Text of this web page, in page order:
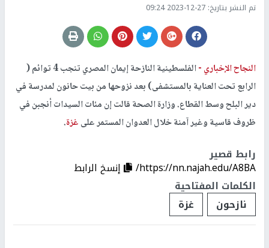
تم النشر بتاريخ: 2023-12-27 09:24
النجاح الإخباري -
الفلسطينية النازحة إيمان المصري تنجب 4 توائم (
الرابع تحت العناية بالمستشفى) بعد نزوحها من بيت حانون لمدرسة في
دير البلح وسط القطاع. وزارة الصحة قالت إن مئات السيدات أنجبن في
ظروف قاسية وغير آمنة خلال العدوان المستمر علىغزة.
رابط قصير
https://nn.najah.edu/A8BA/
إنسخ الرابط
الكلمات المفتاحية
نازحون
غزة